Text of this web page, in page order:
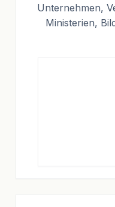
Unternehmen,
Ministerien,